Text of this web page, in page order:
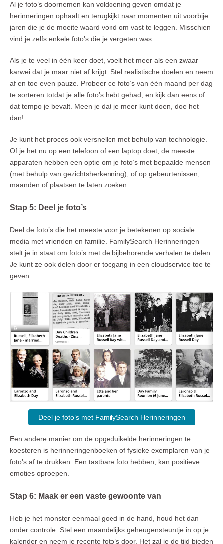
Al je foto’s doornemen kan voldoening geven omdat je
herinneringen ophaalt en terugkijkt naar momenten uit voorbije
jaren die je de moeite waard vond om vast te leggen. Misschien
vind je zelfs enkele foto’s die je vergeten was.
Als je te veel in één keer doet, voelt het meer als een zwaar
karwei dat je maar niet af krijgt. Stel realistische doelen en neem
af en toe even pauze. Probeer de foto’s van één maand per dag
te sorteren totdat je alle foto’s hebt gehad, en kijk dan eens of
dat tempo je bevalt. Meen je dat je meer kunt doen, doe het
dan!
Je kunt het proces ook versnellen met behulp van technologie.
Of je het nu op een telefoon of een laptop doet, de meeste
apparaten hebben een optie om je foto’s met bepaalde mensen
(met behulp van gezichtsherkenning), of op gebeurtenissen,
maanden of plaatsen te laten zoeken.
Stap 5: Deel je foto’s
Deel de foto’s die het meeste voor je betekenen op sociale
media met vrienden en familie. FamilySearch Herinneringen
stelt je in staat om foto’s met de bijbehorende verhalen te delen.
Je kunt ze ook delen door er toegang in een cloudservice toe te
geven.
Deel je foto’s met FamilySearch Herinneringen
Een andere manier om de opgeduikelde herinneringen te
koesteren is herinneringenboeken of fysieke exemplaren van je
foto’s af te drukken. Een tastbare foto hebben, kan positieve
emoties oproepen.
Stap 6: Maak er een vaste gewoonte van
Heb je het monster eenmaal goed in de hand, houd het dan
onder controle. Stel een maandelijks geheugensteuntje in op je
kalender en neem je recente foto’s door. Het zal je de tijd bieden